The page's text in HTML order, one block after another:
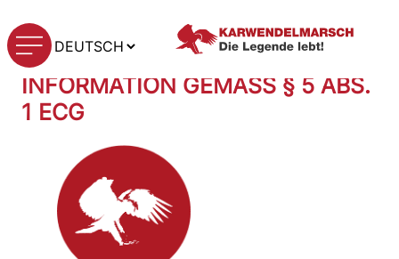
Inhalt
springen
Sprache
IMPRESSUM
INFORMATION GEMÄSS § 5 ABS. 1
ECG